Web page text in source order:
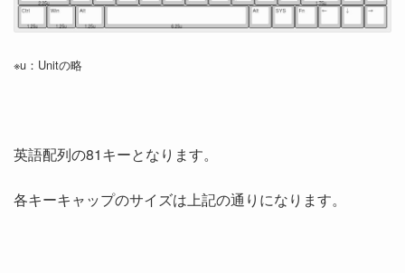
※u：Unitの略
英語配列の81キーとなります。
各キーキャップのサイズは上記の通りになります。